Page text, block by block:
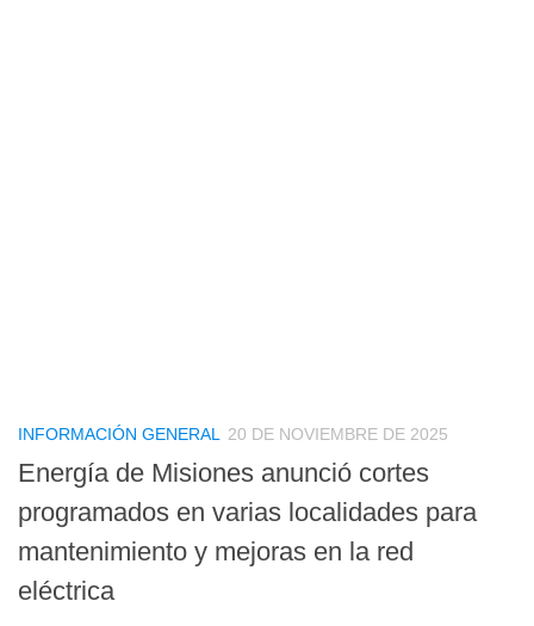
INFORMACIÓN GENERAL 20 DE NOVIEMBRE DE 2025
Energía de Misiones anunció cortes
programados en varias localidades para
mantenimiento y mejoras en la red
eléctrica